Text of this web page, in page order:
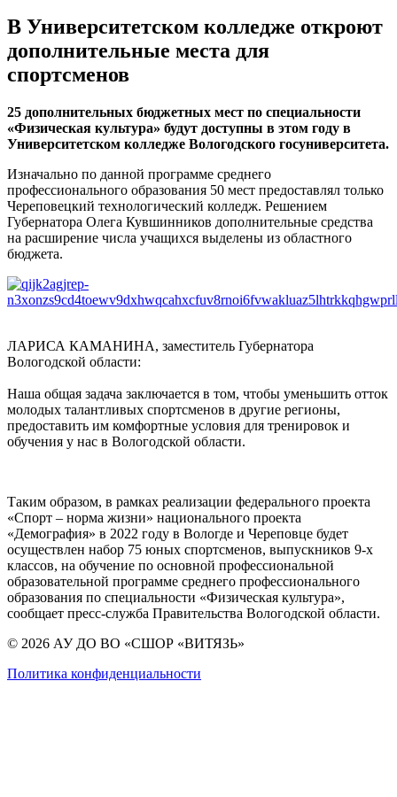
В Университетском колледже откроют
дополнительные места для
спортсменов
25 дополнительных бюджетных мест по специальности
«Физическая культура» будут доступны в этом году в
Университетском колледже Вологодского госуниверситета.
Изначально по данной программе среднего
профессионального образования 50 мест предоставлял только
Череповецкий технологический колледж. Решением
Губернатора Олега Кувшинников дополнительные средства
на расширение числа учащихся выделены из областного
бюджета.
ЛАРИСА КАМАНИНА, заместитель Губернатора
Вологодской области:
Наша общая задача заключается в том, чтобы уменьшить отток
молодых талантливых спортсменов в другие регионы,
предоставить им комфортные условия для тренировок и
обучения у нас в Вологодской области.
Таким образом, в рамках реализации федерального проекта
«Спорт – норма жизни» национального проекта
«Демография» в 2022 году в Вологде и Череповце будет
осуществлен набор 75 юных спортсменов, выпускников 9-х
классов, на обучение по основной профессиональной
образовательной программе среднего профессионального
образования по специальности «Физическая культура»,
сообщает пресс-служба Правительства Вологодской области.
© 2026 АУ ДО ВО «СШОР «ВИТЯЗЬ»
Политика конфиденциальности